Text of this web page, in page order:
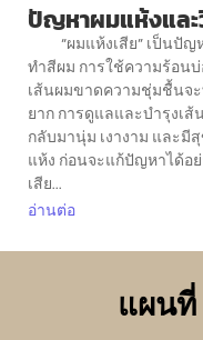
ปัญหาผมแห้งและ
“ผมแห้งเสีย” เป็นปัญห
ทำสีผม การใช้ความร้อน
เส้นผมขาดความชุ่มชื้นจ
ยาก การดูแลและบำรุงเ
กลับมานุ่ม เงางาม และมี
แห้ง ก่อนจะแก้ปัญหาได้อ
เสีย...
อ่านต่อ
แผนที่